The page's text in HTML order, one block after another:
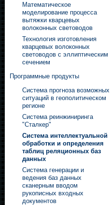
Математическое
моделирование процесса
вытяжки кварцевых
волоконных световодов
Технология изготовления
кварцевых волоконных
световодов с эллиптическим
сечением
Программные продукты
Система прогноза возможных
ситуаций в геополитическом
регионе
Система реинжиниринга
"Сталкер"
Система интеллектуальной
обработки и определения
таблиц реляционных баз
данных
Система генерации и
ведения баз данных
сканерным вводом
рукописных входных
документов